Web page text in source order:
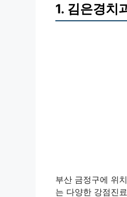
1. 김은경치
부산 금정구에 위
는 다양한 강점진